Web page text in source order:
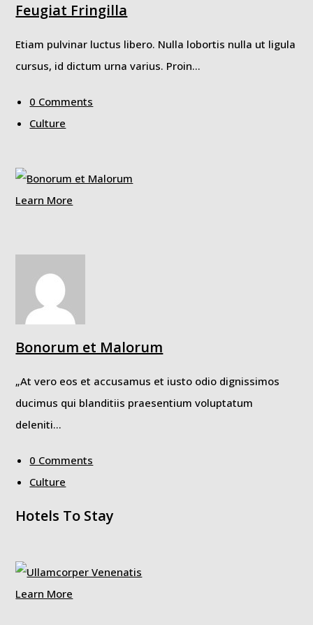
Feugiat Fringilla
Etiam pulvinar luctus libero. Nulla lobortis nulla ut ligula
cursus, id dictum urna varius. Proin…
0 Comments
Culture
Learn More
Bonorum et Malorum
„At vero eos et accusamus et iusto odio dignissimos
ducimus qui blanditiis praesentium voluptatum
deleniti…
0 Comments
Culture
Hotels To Stay
Learn More